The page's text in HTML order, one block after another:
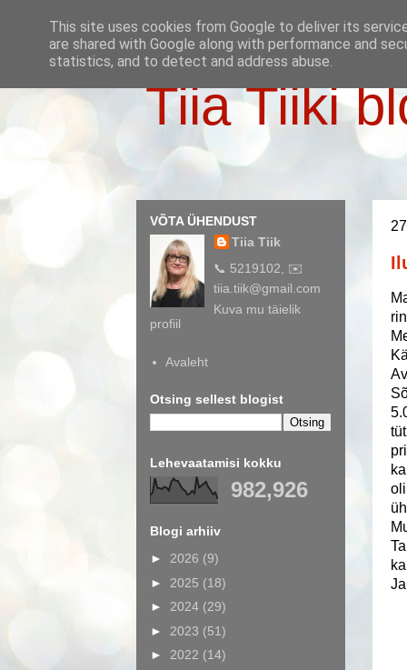
Tiia Tiiki
VÕTA ÜHENDUST
Tiia Tiik
📞 5219102, ✉️
tiia.tiik@gmail.com
Kuva mu täielik
profiil
Avaleht
Otsing sellest blogist
Lehevaatamisi kokku
982,926
Blogi arhiiv
► 2026 (9)
► 2025 (18)
► 2024 (29)
► 2023 (51)
► 2022 (14)
This site uses cookies from Google to deliver its
are shared with Google along with performance and
statistics, and to detect and address abuse.